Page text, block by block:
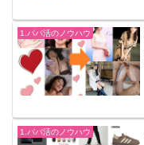
1.パパ活のノウハウ
1.パパ活のノウハウ